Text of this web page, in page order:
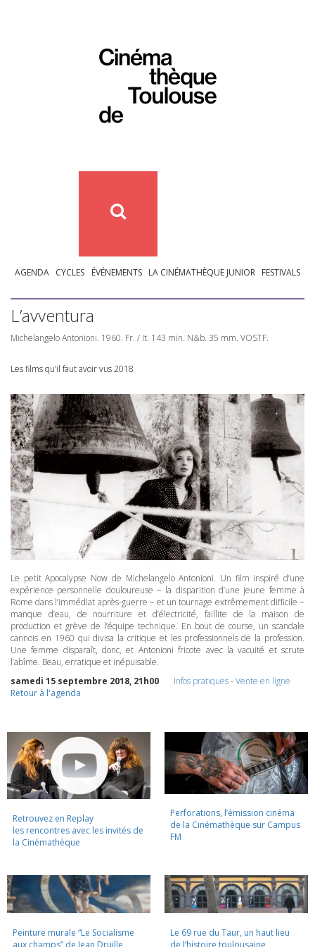
AGENDA CYCLES ÉVÉNEMENTS LA CINÉMATHÈQUE JUNIOR FESTIVALS
L’avventura
Michelangelo Antonioni. 1960. Fr. / It. 143 min. N&b. 35 mm. VOSTF.
Les films qu’il faut avoir vus 2018
Le petit Apocalypse Now de Michelangelo Antonioni. Un film inspiré d’une
expérience personnelle douloureuse − la disparition d’une jeune femme à
Rome dans l’immédiat après-guerre − et un tournage extrêmement difficile −
manque d’eau, de nourriture et d’électricité, faillite de la maison de
production et grève de l’équipe technique. En bout de course, un scandale
cannois en 1960 qui divisa la critique et les professionnels de la profession.
Une femme disparaît, donc, et Antonioni fricote avec la vacuité et scrute
l’abîme. Beau, erratique et inépuisable.
samedi 15 septembre 2018, 21h00
Infos pratiques-Vente en ligne
Retour à l'agenda
Retrouvez en Replay
les rencontres avec les invités de
la Cinémathèque
Perforations, l’émission cinéma
de la Cinémathèque sur Campus
FM
Peinture murale “Le Socialisme
aux champs” de Jean Druille,
Le 69 rue du Taur, un haut lieu
de l’histoire toulousaine